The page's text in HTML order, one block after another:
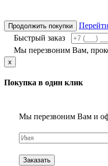
Продолжить покупки
Быстрый заказ
Мы перезвоним Вам,
x
Покупка в один клик
Мы перезвоним Вам и
Заказать